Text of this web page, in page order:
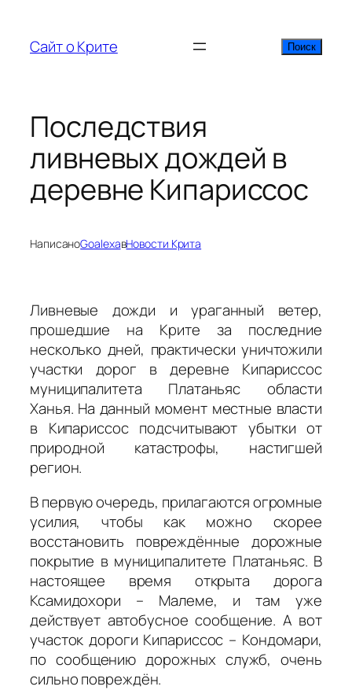
содержимому
Сайт о Крите Поиск
Поиск
Последствия
ливневых дождей в
деревне Кипариссос
НаписаноGoalexaвНовости Крита
Ливневые дожди и ураганный ветер,
прошедшие на Крите за последние
несколько дней, практически уничтожили
участки дорог в деревне Кипариссос
муниципалитета Платаньяс области
Ханья. На данный момент местные власти
в Кипариссос подсчитывают убытки от
природной катастрофы, настигшей
регион.
В первую очередь, прилагаются огромные
усилия, чтобы как можно скорее
восстановить повреждённые дорожные
покрытие в муниципалитете Платаньяс. В
настоящее время открыта дорога
Ксамидохори – Малеме, и там уже
действует автобусное сообщение. А вот
участок дороги Кипариссос – Кондомари,
по сообщению дорожных служб, очень
сильно повреждён.